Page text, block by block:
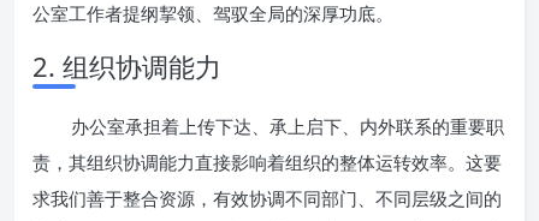
公室工作者提纲挈领、驾驭全局的深厚功底。
2. 组织协调能力
办公室承担着上传下达、承上启下、内外联系的重要职
责，其组织协调能力直接影响着组织的整体运转效率。这要
求我们善于整合资源，有效协调不同部门、不同层级之间的